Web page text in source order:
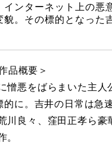
インターネット上の
貌。その標的となっ
品概要＞
憎悪をばらまいた主
的に。吉井の日常は
川良々、窪田正孝ら
。